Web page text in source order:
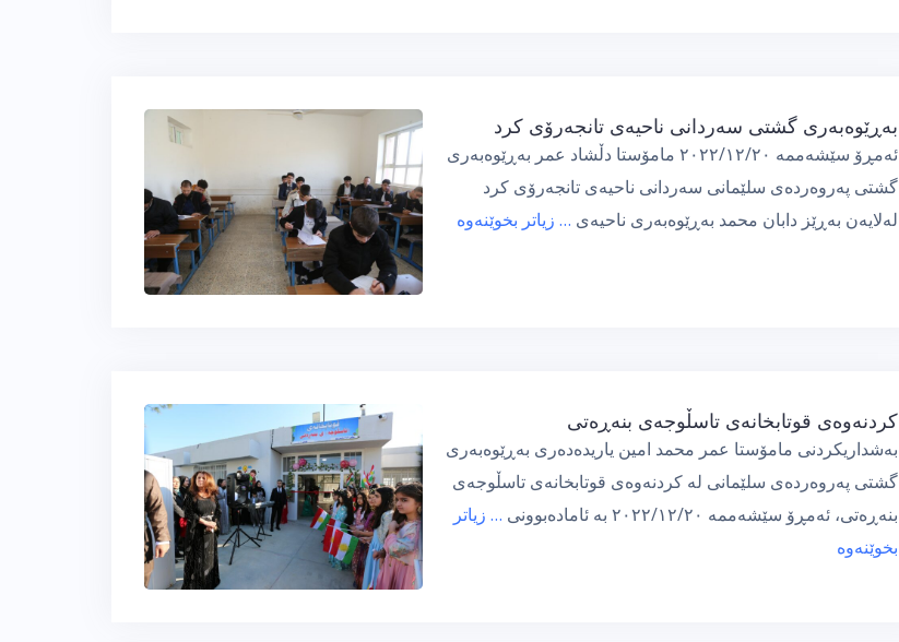
بەڕێوەبەری گشتی سەردانی ناحیەی تانجەرۆی کرد
ئەمڕۆ سێشەممە ٢٠٢٢/١٢/٢٠ مامۆستا دڵشاد عمر بەڕێوەبەری
گشتی پەروەردەی سلێمانی سەردانی ناحیەی تانجەرۆی کرد
لەلایەن بەڕێز دابان محمد بەڕێوەبەری ناحیەی … زیاتر بخوێنەوە
کردنەوەی قوتابخانەی تاسڵوجەی بنەڕەتی
بەشداریکردنی مامۆستا عمر محمد امین یاریدەدەری بەڕێوەبەری
گشتی پەروەردەی سلێمانی لە کردنەوەی قوتابخانەی تاسڵوجەی
بنەڕەتی، ئەمڕۆ سێشەممە ٢٠٢٢/١٢/٢٠ بە ئامادەبوونی
… زیاتر
بخوێنەوە